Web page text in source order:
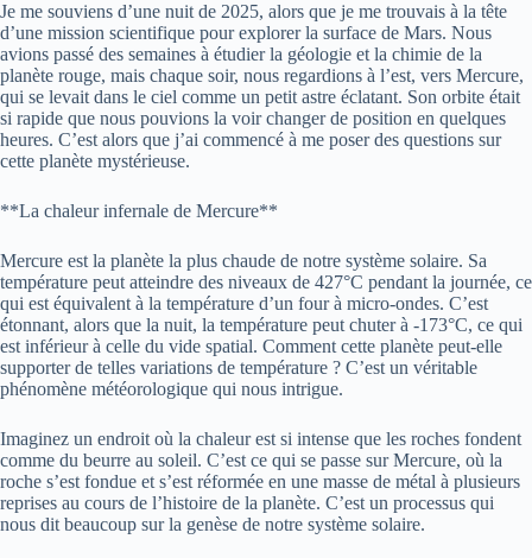
Je me souviens d’une nuit de 2025, alors que je me trouvais à la tête
d’une mission scientifique pour explorer la surface de Mars. Nous
avions passé des semaines à étudier la géologie et la chimie de la
planète rouge, mais chaque soir, nous regardions à l’est, vers Mercure,
qui se levait dans le ciel comme un petit astre éclatant. Son orbite était
si rapide que nous pouvions la voir changer de position en quelques
heures. C’est alors que j’ai commencé à me poser des questions sur
cette planète mystérieuse.
**La chaleur infernale de Mercure**
Mercure est la planète la plus chaude de notre système solaire. Sa
température peut atteindre des niveaux de 427°C pendant la journée, ce
qui est équivalent à la température d’un four à micro-ondes. C’est
étonnant, alors que la nuit, la température peut chuter à -173°C, ce qui
est inférieur à celle du vide spatial. Comment cette planète peut-elle
supporter de telles variations de température ? C’est un véritable
phénomène météorologique qui nous intrigue.
Imaginez un endroit où la chaleur est si intense que les roches fondent
comme du beurre au soleil. C’est ce qui se passe sur Mercure, où la
roche s’est fondue et s’est réformée en une masse de métal à plusieurs
reprises au cours de l’histoire de la planète. C’est un processus qui
nous dit beaucoup sur la genèse de notre système solaire.